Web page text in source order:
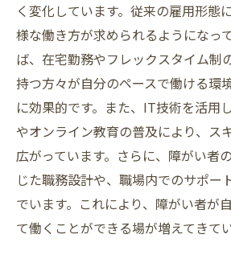
メンタルヘルスの重要性
自己肯定感を高める方法
就労に対するモチベーシ
ネットワークの構築と活用
継続的なスキルアップの
大阪市で障がい者が選べる働
選択肢の多様性がもたら
個々のニーズに合わせた
柔軟な働き方がもたらす
く変化しています。従来の雇用形態
様な働き方が求められるようになっ
ば、在宅勤務やフレックスタイム制
持つ方々が自分のペースで働ける環
に効果的です。また、IT技術を活用
やオンライン教育の普及により、ス
広がっています。さらに、障がい者
じた職務設計や、職場内でのサポー
でいます。これにより、障がい者が
て働くことができる場が増えてきてい